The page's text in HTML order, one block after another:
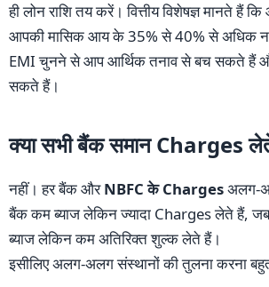
ही लोन राशि तय करें। वित्तीय विशेषज्ञ मानते हैं
आपकी मासिक आय के 35% से 40% से अधिक नहीं
EMI चुनने से आप आर्थिक तनाव से बच सकते हैं
सकते हैं।
क्या सभी बैंक समान Charges
नहीं। हर बैंक औरNBFC के Chargesअलग-
बैंक कम ब्याज लेकिन ज्यादा Charges लेते हैं,
ब्याज लेकिन कम अतिरिक्त शुल्क लेते हैं।
इसीलिए अलग-अलग संस्थानों की तुलना करना